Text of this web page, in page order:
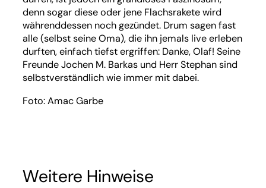
denn sogar diese oder jene Flachsrakete wird
währenddessen noch gezündet. Drum sagen fast
alle (selbst seine Oma), die ihn jemals live erleben
durften, einfach tiefst ergriffen: Danke, Olaf! Seine
Freunde Jochen M. Barkas und Herr Stephan sind
selbstverständlich wie immer mit dabei.
Foto: Amac Garbe
Weitere Hinweise